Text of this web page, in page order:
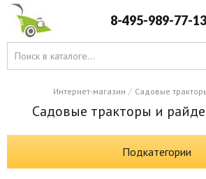
8-495-989-77-13
Интернет-магазин / Садовые
Садовые тракторы и
Подкатегории